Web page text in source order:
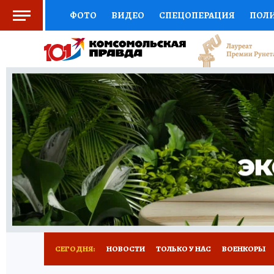
ФОТО ВИДЕО СПЕЦОПЕРАЦИЯ
СОЦПОДДЕРЖКА НАУКА СПОРТ
ВЫБОР ЭКСПЕРТОВ ДОКТОР
КНИЖНАЯ ПОЛКА ПРОГНОЗЫ НА СПОРТ
ПРЕСС-ЦЕНТР НЕДВИЖИМОСТЬ
РАДИО КП РЕКЛАМА ТЕСТЫ НОВОЕ
СЕГОДНЯ: НОВОСТИ ТОЛЬКО У НАС ВОЕНКОРЫ